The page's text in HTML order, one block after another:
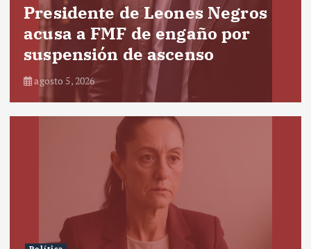
Presidente de Leones Negros
acusa a FMF de engaño por
suspensión de ascenso
agosto 5, 2026